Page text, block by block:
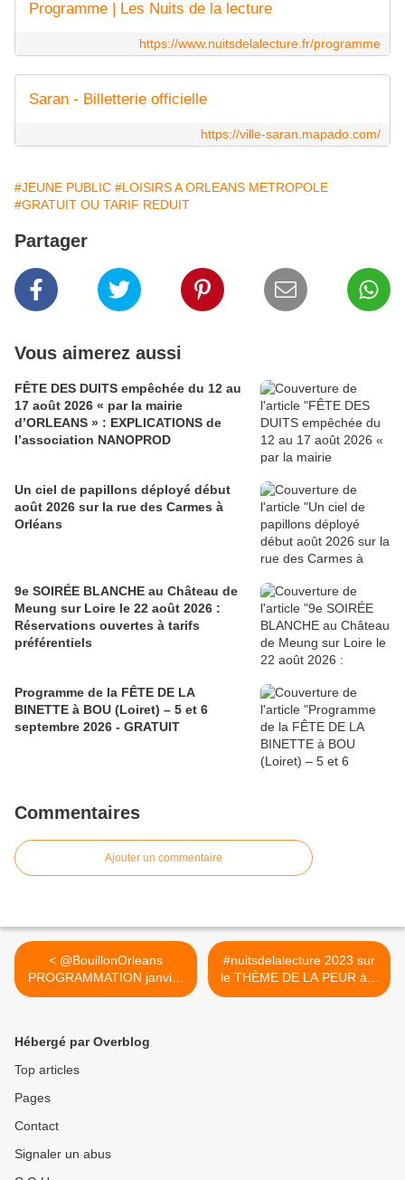
Programme | Les Nuits de la lecture
https://www.nuitsdelalecture.fr/programme
Saran - Billetterie officielle
https://ville-saran.mapado.com/
#JEUNE PUBLIC #LOISIRS A ORLEANS METROPOLE
#GRATUIT OU TARIF REDUIT
Partager
Vous aimerez aussi
FÊTE DES DUITS empêchée du 12 au
17 août 2026 « par la mairie
d’ORLEANS » : EXPLICATIONS de
l’association NANOPROD
Un ciel de papillons déployé début
août 2026 sur la rue des Carmes à
Orléans
9e SOIRÉE BLANCHE au Château de
Meung sur Loire le 22 août 2026 :
Réservations ouvertes à tarifs
préférentiels
Programme de la FÊTE DE LA
BINETTE à BOU (Loiret) – 5 et 6
septembre 2026 - GRATUIT
Commentaires
Ajouter un commentaire
< @BouillonOrleans
PROGRAMMATION janvier
à mars...
#nuitsdelalecture 2023 sur
le THÈME DE LA PEUR à...
>
Hébergé par Overblog
Top articles
Pages
Contact
Signaler un abus